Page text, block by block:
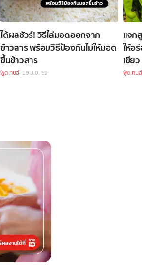
ได้ผลชัวร์! วิธีไล่มอดออกจาก
ข้าวสาร พร้อมวิธีป้องกันไม่ให้มอด
ขึ้นข้าวสาร
ฟู้ด ทิปส์ 19 มิ.ย. 69
แจก
ให้อ
เขียว
ฟู้ด ทิปส์